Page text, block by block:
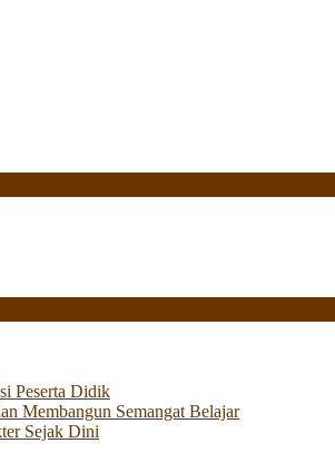
Peserta Didik
Membangun Semangat Belajar
Sejak Dini